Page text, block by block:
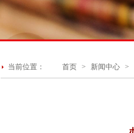
当前位置： 首页 > 新闻中心 >